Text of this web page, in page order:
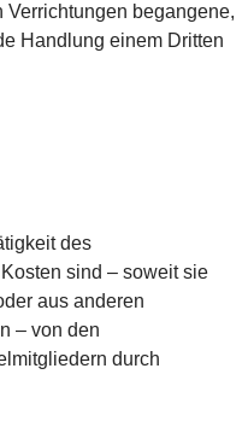
begangene,
Handlung einem Dritten
des
sind – soweit sie
aus anderen
– von den
durch